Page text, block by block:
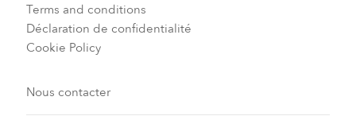
Terms and conditions
Déclaration de confidentialité
Cookie Policy
Nous contacter